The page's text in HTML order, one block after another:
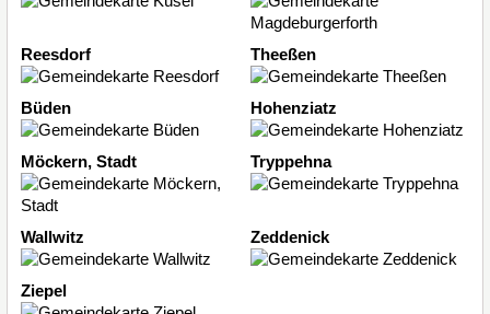
Reesdorf Theeßen
Büden Hohenziatz
Möckern, Stadt Tryppehna
Wallwitz Zeddenick
Ziepel